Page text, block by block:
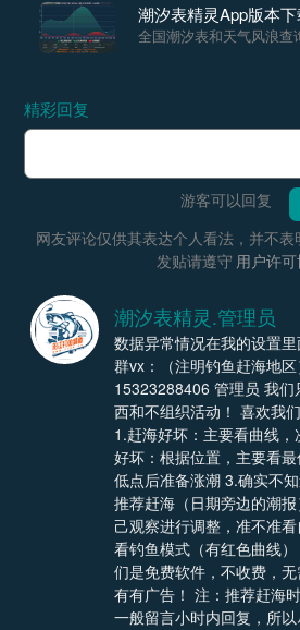
潮汐表精灵App版本下
全国潮汐表和天气风浪查
精彩回复
游客可以回复
网友评论仅供其表达个人看法，并不表
发贴请遵守 用户许
潮汐表精灵.管理员
数据异常情况在我的设置
群vx：（注明钓鱼赶海地
15323288406 管理员 我
西和不组织活动！ 喜欢我
1.赶海好坏：主要看曲线
好坏：根据位置，主要看
低点后准备涨潮 3.确实不
推荐赶海（日期旁边的潮
己观察进行调整，准不准
看钓鱼模式（有红色曲线
们是免费软件，不收费，
有有广告！ 注：推荐赶海
一般留言小时内回复，所以